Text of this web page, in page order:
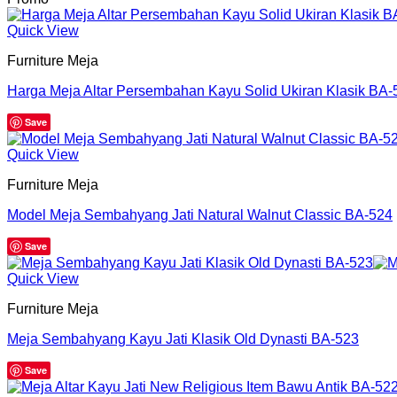
Quick View
Furniture Meja
Harga Meja Altar Persembahan Kayu Solid Ukiran Klasik BA-
Harga
aslinya
adalah:
Harga
saat
ini
Rp1,888,888.00.
Save
Quick View
Furniture Meja
Model Meja Sembahyang Jati Natural Walnut Classic BA-524
Save
Quick View
Furniture Meja
Meja Sembahyang Kayu Jati Klasik Old Dynasti BA-523
Save